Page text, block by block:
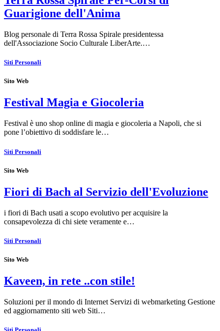
Guarigione dell'Anima
Blog personale di Terra Rossa Spirale presidentessa
dell'Associazione Socio Culturale LiberArte.…
Siti Personali
Sito Web
Festival Magia e Giocoleria
Festival è uno shop online di magia e giocoleria a Napoli, che si
pone l’obiettivo di soddisfare le…
Siti Personali
Sito Web
Fiori di Bach al Servizio dell'Evoluzione
i fiori di Bach usati a scopo evolutivo per acquisire la
consapevolezza di chi siete veramente e…
Siti Personali
Sito Web
Kaveen, in rete ..con stile!
Soluzioni per il mondo di Internet Servizi di webmarketing Gestione
ed aggiornamento siti web Siti…